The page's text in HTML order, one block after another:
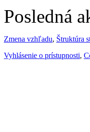
Posledná
Zmena vzhľadu, Štruktúra
Vyhlásenie o prístupnosti,